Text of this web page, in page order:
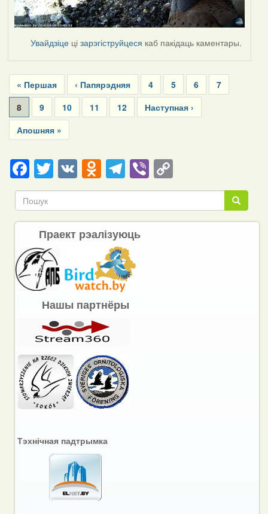
Увайдзіце цізарэгіструйцеся каб пакідаць каментары.
Pagination
First
page
« Першая
Previous
page
‹ Папярэдняя Page
4 Page
5 Page
6 Page
7
Current
page
8 Page
9 Page
10 Page
11 Page
12
Next
page
Наступная ›
Last
page
Апошняя »
Facebook
Twitter
VKOdnoklassniki
Telegram
ViberCopy
Link Пошук
Пошук
Праект рэалізуюць
Нашы партнёры
Тэхнічная падтрымка